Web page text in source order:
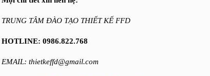
TRUNG TÂM ĐÀO TẠO THIẾT KẾ FFD
HOTLINE: 0986.822.768
EMAIL: thietkeffd@gmail.com